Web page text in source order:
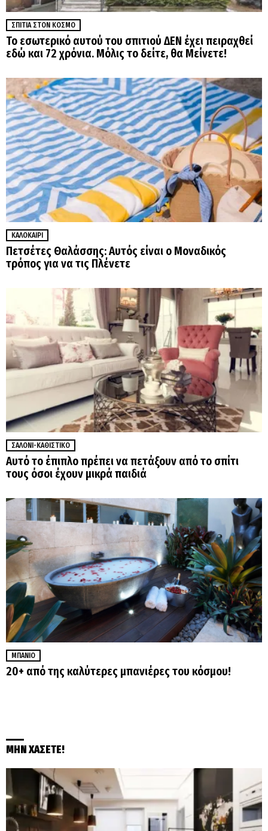
ΣΠΊΤΙΑ ΣΤΟΝ ΚΌΣΜΟ
Το εσωτερικό αυτού του σπιτιού ΔΕΝ έχει πειραχθεί
εδώ και 72 χρόνια. Μόλις το δείτε, θα Μείνετε!
ΚΑΛΟΚΑΊΡΙ
Πετσέτες Θαλάσσης: Αυτός είναι ο Μοναδικός
τρόπος για να τις Πλένετε
ΣΑΛΌΝΙ-ΚΑΘΙΣΤΙΚΌ
Αυτό το έπιπλο πρέπει να πετάξουν από το σπίτι
τους όσοι έχουν μικρά παιδιά
ΜΠΆΝΙΟ
20+ από της καλύτερες μπανιέρες του κόσμου!
ΜΗΝ ΧΑΣΕΤΕ!